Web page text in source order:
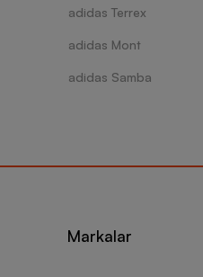
adidas Terrex
adidas Mont
adidas Samba
Markalar